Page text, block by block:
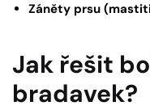
Záněty prsu
Jak řešit
bradavek?